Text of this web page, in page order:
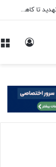
روش‌های جلوگیری از حملات Zero-Day؛ از شناسایی تهدید تا کاهش ریسک